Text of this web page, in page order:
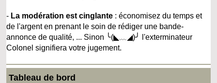
- La modération est cinglante : économisez du temps et
de l'argent en prenant le soin de rédiger une bande-
annonce de qualité, ... Sinon ╰(◣﹏◢)╯ l'exterminateur
Colonel signifiera votre jugement.
Tableau de bord